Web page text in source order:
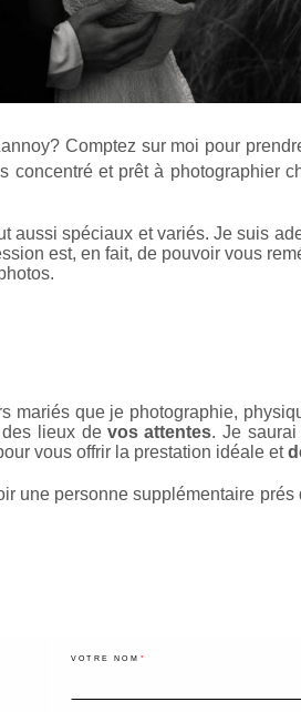
? Comptez sur moi pour
concentré et prêt à photographier
aussi spéciaux et variés. Je suis
est, en fait, de pouvoir vous
que je photographie,
des lieux devos attentes. Je
vous offrir la prestation idéale et
une personne supplémentaire
VOTRE NOM